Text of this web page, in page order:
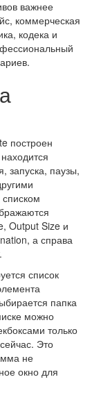
важнее
коммерческая
кодека и
построен
запуска, паузы,
Output Size и
а справа
список
папка
можно
только
Это
не
окно для